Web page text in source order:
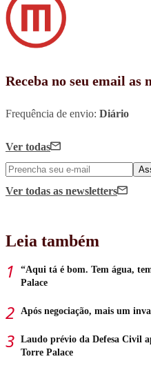
Receba no seu email
Frequência de envio: Diário
Ver todas
Ver todas as newsletters
Leia também
“Aqui tá é bom. Tem água,
Palace
Após negociação, mais um
Laudo prévio da Defesa Civil
Torre Palace